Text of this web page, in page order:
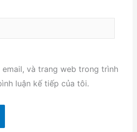
và trang web trong trình
luận kế tiếp của tôi.